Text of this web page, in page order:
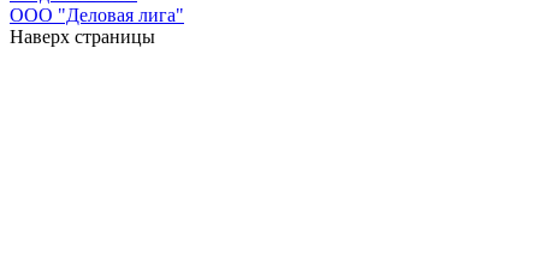
ООО "Деловая лига"
Наверх страницы